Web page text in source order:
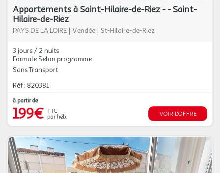
Appartements à Saint-Hilaire-de-Riez - - Saint-
Hilaire-de-Riez
PAYS DE LA LOIRE | Vendée | St-Hilaire-de-Riez
3 jours / 2 nuits
Formule Selon programme
Sans Transport
Réf : 820381
à partir de
199€ TTC
par héb.
VOIR L'OFFRE